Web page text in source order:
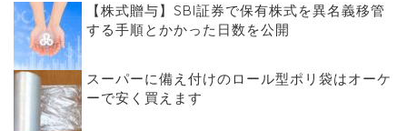
【株式贈与】SBI証券で保有株式を異名義移管
する手順とかかった日数を公開
スーパーに備え付けのロール型ポリ袋はオーケ
ーで安く買えます